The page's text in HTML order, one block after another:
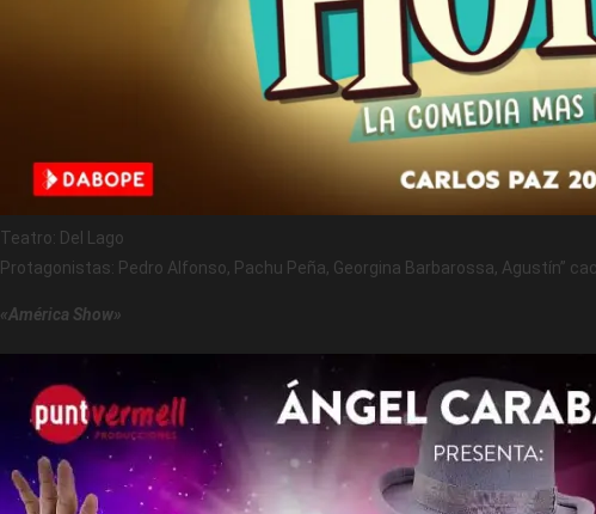
Teatro: Del Lago
Protagonistas: Pedro Alfonso, Pachu Peña, Georgina Barbarossa, Agustín”
«América Show»